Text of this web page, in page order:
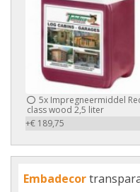
5x Impregneermiddel
class wood 2,5 liter
+€ 189,75
Embadecor